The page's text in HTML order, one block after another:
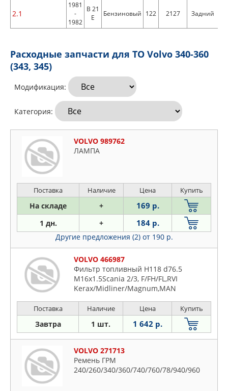
2.1
1981
-
1982
B 21
E
Бензиновый 122 2127 Задний
Расходные запчасти для ТО Volvo 340-360
(343, 345)
Модификация:
Категория:
VOLVO 989762
ЛАМПА
Поставка Наличие Цена Купить
На складе + 169 р.
1 дн. + 184 р.
Другие предложения (2) от 190 р.
VOLVO 466987
Фильтр топливный H118 d76.5
M16x1.5Scania 2/3, F/FH/FL,RVI
Kerax/Midliner/Magnum,MAN
Поставка Наличие Цена Купить
Завтра 1 шт. 1 642 р.
VOLVO 271713
Ремень ГРМ
240/260/340/360/740/760/78/940/960